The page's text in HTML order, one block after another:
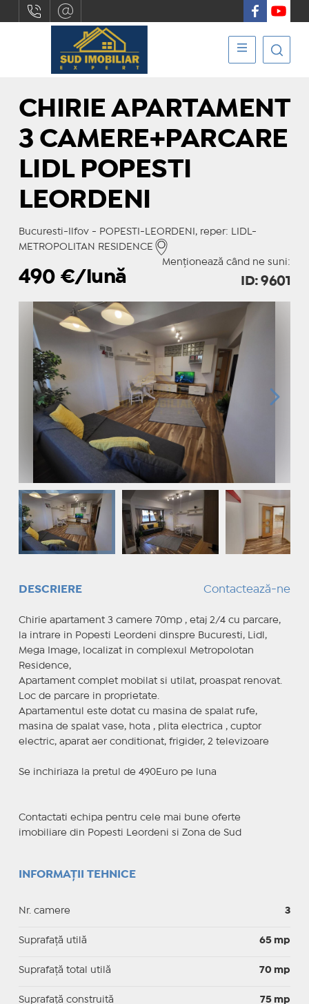
CHIRIE APARTAMENT
3 CAMERE+PARCARE
LIDL POPESTI
LEORDENI
Bucuresti-Ilfov - POPESTI-LEORDENI, reper: LIDL-
METROPOLITAN RESIDENCE
Menționează când ne suni:
490 €/lună ID: 9601
DESCRIERE Contactează-ne
Chirie apartament 3 camere 70mp , etaj 2/4 cu parcare,
la intrare in Popesti Leordeni dinspre Bucuresti, Lidl,
Mega Image, localizat in complexul Metropolotan
Residence,
Apartament complet mobilat si utilat, proaspat renovat.
Loc de parcare in proprietate.
Apartamentul este dotat cu masina de spalat rufe,
masina de spalat vase, hota , plita electrica , cuptor
electric, aparat aer conditionat, frigider, 2 televizoare
Se inchiriaza la pretul de 490Euro pe luna
Contactati echipa pentru cele mai bune oferte
imobiliare din Popesti Leordeni si Zona de Sud
INFORMAȚII TEHNICE
Nr. camere 3
Suprafaţă utilă 65 mp
Suprafaţă total utilă 70 mp
Suprafaţă construită 75 mp